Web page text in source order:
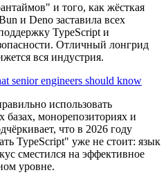
и того, как жёсткая
и Deno заставила всех
TypeScript и
Отличный лонгрид
вся индустрия.
senior engineers should know
использовать
монорепозиториях и
что в 2026 году
TypeScript" уже не стоит: язык
сместился на эффективное
уровне.